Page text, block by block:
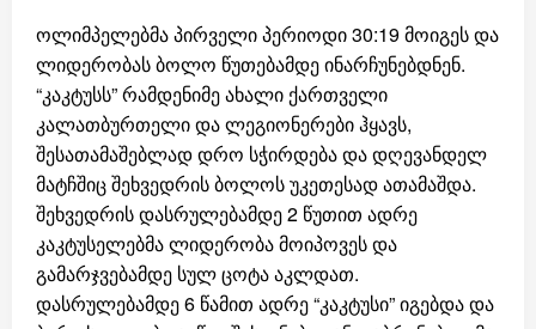
ოლიმპელებმა პირველი პერიოდი 30:19 მოიგეს და
ლიდერობას ბოლო წუთებამდე ინარჩუნებდნენ.
“კაკტუსს” რამდენიმე ახალი ქართველი
კალათბურთელი და ლეგიონერები ჰყავს,
შესათამაშებლად დრო სჭირდება და დღევანდელ
მატჩშიც შეხვედრის ბოლოს უკეთესად ათამაშდა.
შეხვედრის დასრულებამდე 2 წუთით ადრე
კაკტუსელებმა ლიდერობა მოიპოვეს და
გამარჯვებამდე სულ ცოტა აკლდათ.
დასრულებამდე 6 წამით ადრე “კაკტუსი” იგებდა და